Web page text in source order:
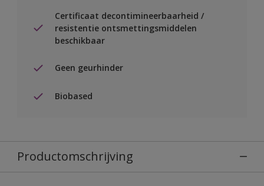
Certificaat decontimineerbaarheid /
resistentie ontsmettingsmiddelen
beschikbaar
Geen geurhinder
Biobased
Productomschrijving